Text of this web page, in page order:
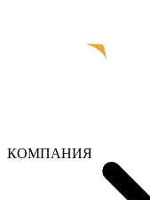
КОМПАНИЯ